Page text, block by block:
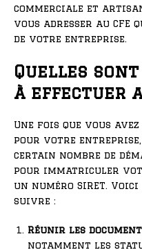
commerciale et
vous adresser au
de votre entreprise.
Quelles
à effectuer
Une fois que vous
pour votre
certain nombre de
pour immatriculer
un numéro SIRET.
suivre :
Réunir les
notamment les